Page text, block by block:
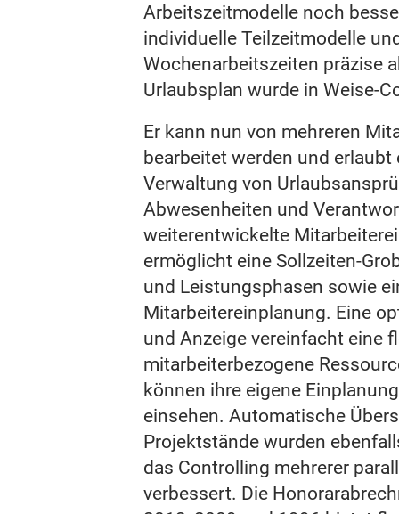
Arbeitszeitmodelle noch
individuelle Teilzeitmodelle
Wochenarbeitszeiten präzise
Urlaubsplan wurde in
Er kann nun von mehreren
bearbeitet werden und
Verwaltung von
Abwesenheiten und
weiterentwickelte
ermöglicht eine
und Leistungsphasen sowie
Mitarbeitereinplanung. Eine
und Anzeige vereinfacht eine
mitarbeiterbezogene
können ihre eigene
einsehen. Automatische
Projektstände wurden
das Controlling mehrerer
verbessert. Die